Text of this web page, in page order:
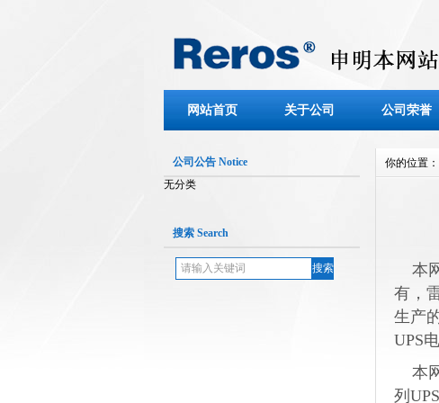
网站首页 关于公司 公司荣誉
公司公告 Notice
无分类
搜索 Search
你的位置：
本
有，
生产
UPS
本
列